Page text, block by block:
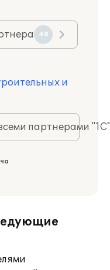
48
и
партнерами